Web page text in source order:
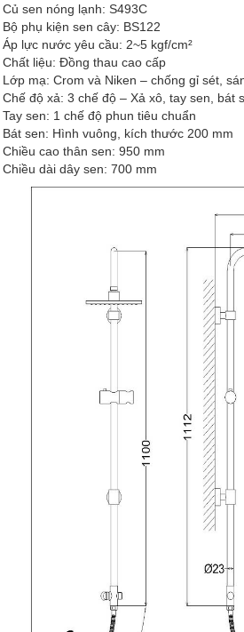
Củ sen nóng lạnh: S493C
Bộ phụ kiện sen cây: BS122
Áp lực nước yêu cầu: 2~5 kgf/cm²
Chất liệu: Đồng thau cao cấp
Lớp mạ: Crom và Niken – chống gỉ sét,
Chế độ xả: 3 chế độ – Xả xô, tay sen, bát
Tay sen: 1 chế độ phun tiêu chuẩn
Bát sen: Hình vuông, kích thước 200 mm
Chiều cao thân sen: 950 mm
Chiều dài dây sen: 700 mm